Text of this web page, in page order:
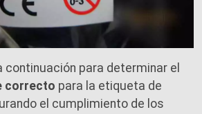
continuación para determinar el
correcto para la etiqueta de
el cumplimiento de los